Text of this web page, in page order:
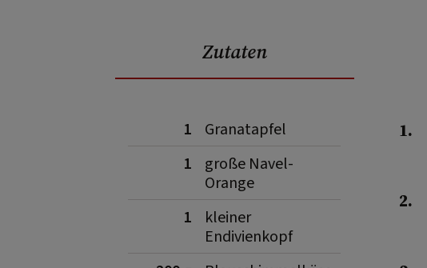
Zutaten
1
Granatapfel
1
große Navel-
Orange
1
kleiner
Endivienkopf